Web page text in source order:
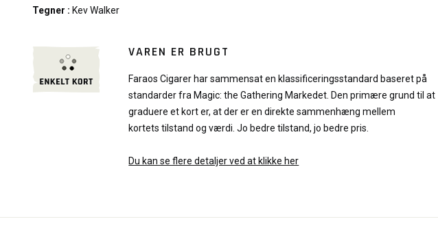
Tegner : Kev Walker
VAREN ER BRUGT
Faraos Cigarer har sammensat en klassificeringsstandard baseret på
standarder fra Magic: the Gathering Markedet. Den primære grund til at
graduere et kort er, at der er en direkte sammenhæng mellem
kortets tilstand og værdi. Jo bedre tilstand, jo bedre pris.
Du kan se flere detaljer ved at klikke her